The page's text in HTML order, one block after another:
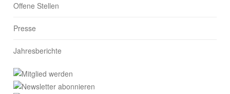
Offene Stellen
Presse
Jahresberichte